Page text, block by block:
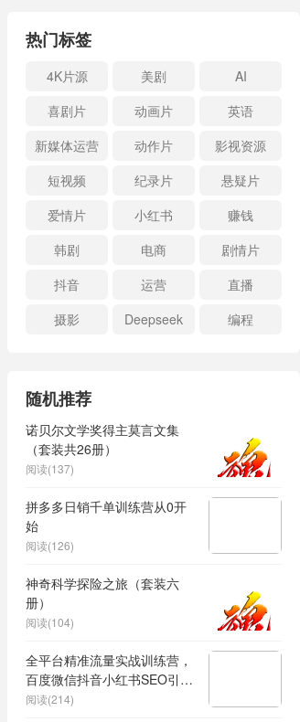
热门标签
4K片源 美剧
AI
喜剧片
动画片
英语
新媒体运营
动作片
影视资源
短视频
纪录片
悬疑片
爱情片
小红书
赚钱
韩剧
电商
剧情片
抖音
运营
直播
摄影
Deepseek 编程
随机推荐
诺贝尔文学奖得主莫言文集
（套装共26册）
阅读(137)
拼多多日销千单训练营从0开
始
阅读(126)
神奇科学探险之旅（套装六
册）
阅读(104)
全平台精准流量实战训练营，
百度微信抖音小红书SEO引流
教程
阅读(214)